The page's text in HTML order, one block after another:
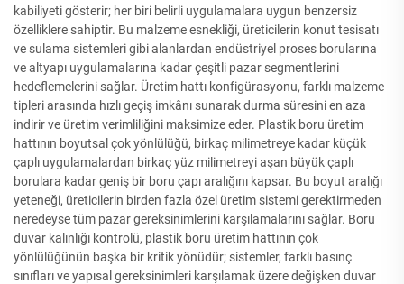
kabiliyeti gösterir; her biri belirli uygulamalara uygun benzersiz
özelliklere sahiptir. Bu malzeme esnekliği, üreticilerin konut tesisatı
ve sulama sistemleri gibi alanlardan endüstriyel proses borularına
ve altyapı uygulamalarına kadar çeşitli pazar segmentlerini
hedeflemelerini sağlar. Üretim hattı konfigürasyonu, farklı malzeme
tipleri arasında hızlı geçiş imkânı sunarak durma süresini en aza
indirir ve üretim verimliliğini maksimize eder. Plastik boru üretim
hattının boyutsal çok yönlülüğü, birkaç milimetreye kadar küçük
çaplı uygulamalardan birkaç yüz milimetreyi aşan büyük çaplı
borulara kadar geniş bir boru çapı aralığını kapsar. Bu boyut aralığı
yeteneği, üreticilerin birden fazla özel üretim sistemi gerektirmeden
neredeyse tüm pazar gereksinimlerini karşılamalarını sağlar. Boru
duvar kalınlığı kontrolü, plastik boru üretim hattının çok
yönlülüğünün başka bir kritik yönüdür; sistemler, farklı basınç
sınıfları ve yapısal gereksinimleri karşılamak üzere değişken duvar